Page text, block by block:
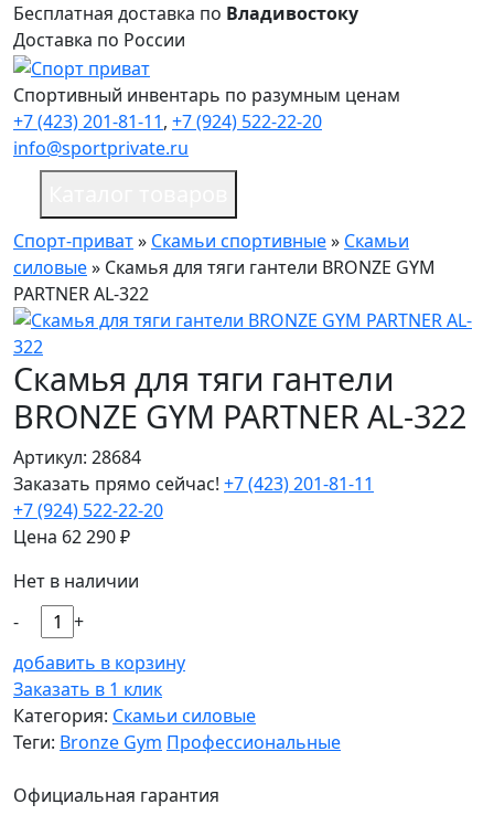
Бесплатная доставка по Владивостоку
Доставка по России
Спортивный инвентарь по разумным ценам
+7 (423) 201-81-11, +7 (924) 522-22-20
info@sportprivate.ru
Спорт-приват» Скамьи спортивные» Скамьи
силовые» Скамья для тяги гантели BRONZE GYM
PARTNER AL-322
Скамья для тяги гантели
BRONZE GYM PARTNER AL-322
Артикул: 28684
Заказать прямо сейчас! +7 (423) 201-81-11
+7 (924) 522-22-20
Цена 62 290₽
Нет в наличии
-
+
добавить в корзину
Заказать в 1 клик
Категория: Скамьи силовые
Теги: Bronze Gym Профессиональные
Официальная гарантия